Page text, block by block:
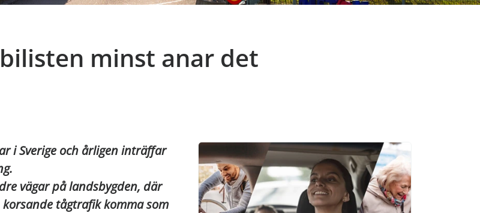
minst anar det
i Sverige och årligen inträffar
vägar på landsbygden, där
tågtrafik komma som